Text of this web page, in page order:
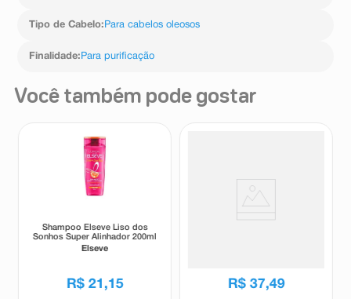
Tipo de Cabelo: Para cabelos oleosos
Finalidade: Para purificação
Você também pode gostar
Shampoo Elseve Liso dos
Sonhos Super Alinhador 200ml
Elseve
R$ 21 ,15 R$ 37,49